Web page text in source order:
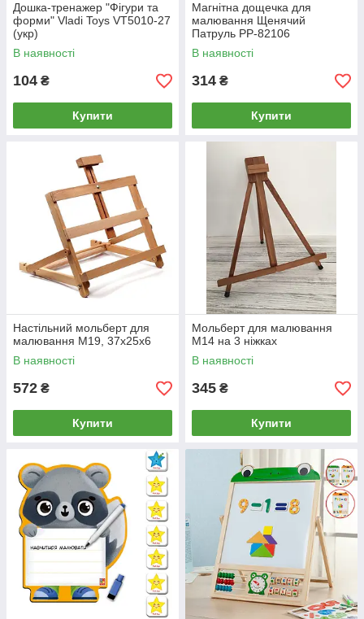
Дошка-тренажер "Фігури та
форми" Vladi Toys VT5010-27
(укр)
В наявності
104 ₴
Купити
Магнітна дощечка для
малювання Щенячий
Патруль PP-82106
В наявності
314 ₴
Купити
Настільний мольберт для
малювання М19, 37x25x6
В наявності
572 ₴
Купити
Мольберт для малювання
M14 на 3 ніжках
В наявності
345 ₴
Купити